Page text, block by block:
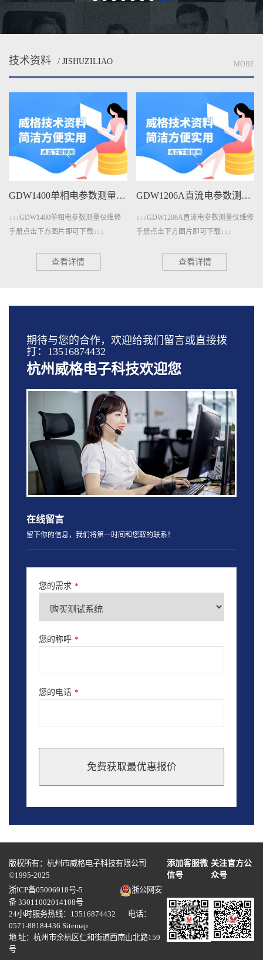
技术资料 / JISHUZILIAO MORE
GDW1206A直流电参数测量仪维修手册下载
↓↓↓GDW1206A直流电参数测量仪维修
手册点击下方图片即可下载↓↓↓
查看详情
GDW401A变压器测量仪维修手册下载
↓↓↓GDW401A变压器测量仪维修手册
点击下方图片即可下载↓↓↓
查看详情
期待与您的合作，欢迎给我们留言或直接拨
打：13516874432
杭州威格电子科技欢迎您
在线留言
留下你的信息，我们将第一时间和您取的联系！
您的需求 *
您的称呼 *
您的电话 *
免费获取最优惠报价
should
blank
版权所有：杭州市威格电子科技有限公司
©1995-2025
添加客服微
信号
关注官方公
众号
浙ICP备05006918号-5
浙公网安
备 33011002014108号
24小时服务热线：13516874432 电话：
0571-88184436 Sitemap
地 址：杭州市余杭区仁和街道西南山北路159
号